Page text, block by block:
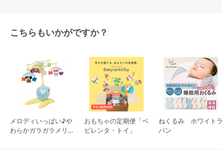
こちらもいかがですか？
メロディいっぱい♪や
わらかガラガラメリー
おもちゃの定期便「ベ
ビレンタ・トイ」
ねくるみ ホワイト
パン